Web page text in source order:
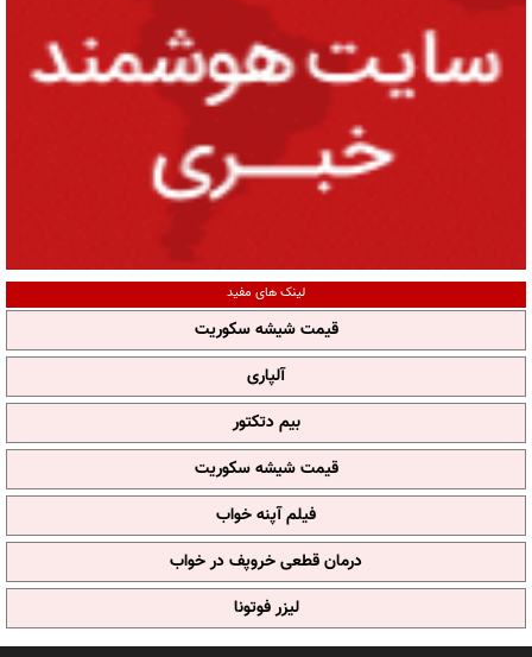
لینک های مفید
قیمت شیشه سکوریت
آلپاری
بیم دتکتور
قیمت شیشه سکوریت
فیلم آپنه خواب
درمان قطعی خروپف در خواب
لیزر فوتونا